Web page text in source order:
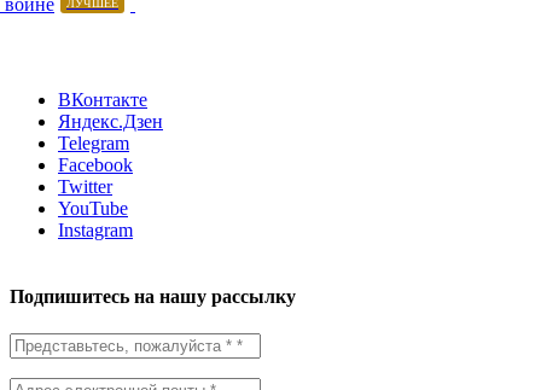
ЛУЧШЕЕ
ВКонтакте
Яндекс.Дзен
Telegram
Facebook
Twitter
YouTube
Instagram
Подпишитесь на нашу рассылку